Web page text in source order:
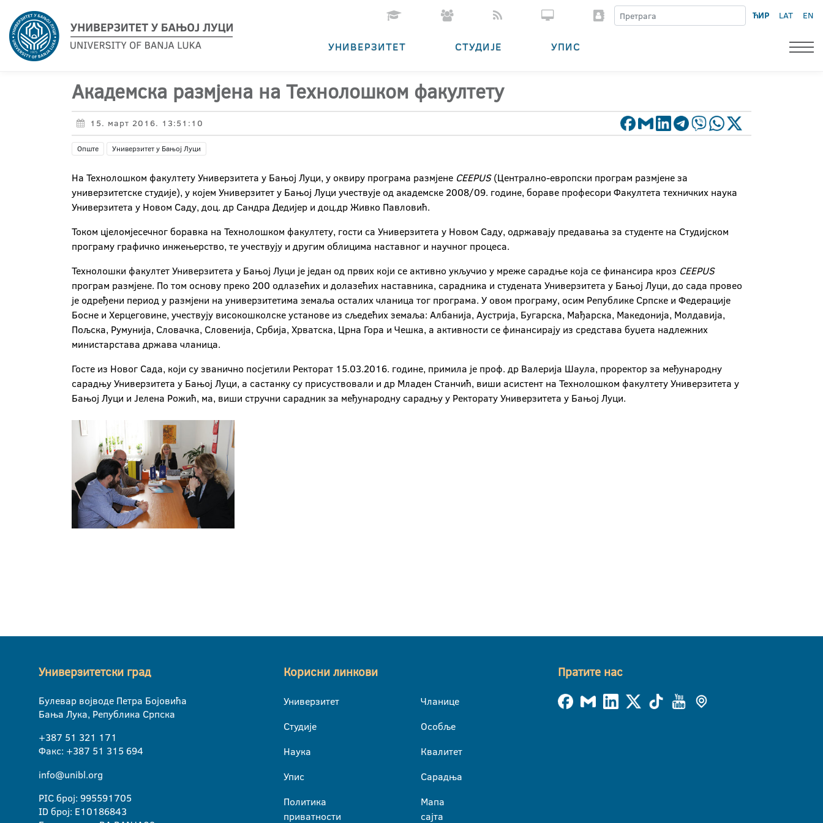
ЋИР LAT EN
УНИВЕРЗИТЕТ СТУДИЈЕ УПИС
Академска размјена на Технолошком факултету
15. март 2016. 13:51:10
Опште Универзитет у Бањој Луци
На Технолошком факултету Универзитета у Бањој Луци, у оквиру програма размјене CEEPUS(Централно-европски програм размјене за
универзитетске студије), у којем Универзитет у Бањој Луци учествује од академске 2008/09. године, бораве професори Факултета техничких наука
Универзитета у Новом Саду, доц. др Сандра Дедијер и доц.др Живко Павловић.
Током цјеломјесечног боравка на Технолошком факултету, гости са Универзитета у Новом Саду, одржавају предавања за студенте на Студијском
програму графичко инжењерство, те учествују и другим облицима наставног и научног процеса.
Технолошки факултет Универзитета у Бањој Луци је један од првих који се активно укључио у мреже сарадње која се финансира кроз CEEPUS
програм размјене. По том основу преко 200 одлазећих и долазећих наставника, сарадника и студената Универзитета у Бањој Луци, до сада провео
је одређени период у размјени на универзитетима земаља осталих чланица тог програма. У овом програму, осим Републике Српске и Федерације
Босне и Херцеговине, учествују високошколске установе из сљедећих земаља: Албанија, Аустрија, Бугарска, Мађарска, Македонија, Молдавија,
Пољска, Румунија, Словачка, Словенија, Србија, Хрватска, Црна Гора и Чешка, а активности се финансирају из средстава буџета надлежних
министарстава држава чланица.
Госте из Новог Сада, који су званично посјетили Ректорат 15.03.2016. године, примила је проф. др Валерија Шаула, проректор за међународну
сарадњу Универзитета у Бањој Луци, а састанку су присуствовали и др Младен Станчић, виши асистент на Технолошком факултету Универзитета у
Бањој Луци и Јелена Рожић, ма, виши стручни сарадник за међународну сарадњу у Ректорату Универзитета у Бањој Луци.
Универзитетски град
Булевар војводе Петра Бојовића
Бања Лука, Република Српска
+387 51 321 171
Факс: +387 51 315 694
info@unibl.org
PIC број: 995591705
ID број: E10186843
Корисни линкови
Универзитет
Студије
Наука
Упис
Политика
приватности
Чланице
Особље
Квалитет
Сарадња
Мапа
сајта
Пратите нас